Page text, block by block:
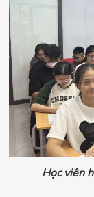
Học viên